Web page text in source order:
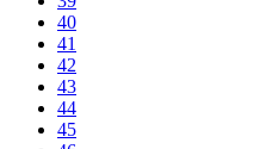
40
41
42
43
44
45